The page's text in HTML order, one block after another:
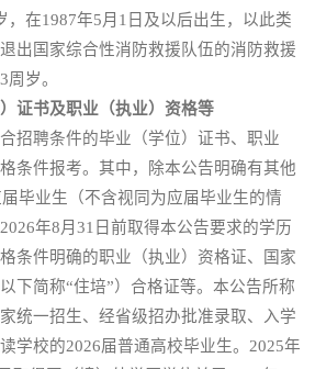
，在1987年5月1日及以后出生，以此类
出国家综合性消防救援队伍的消防救援
岁。
证书及职业（执业）资格等
招聘条件的毕业（学位）证书、职业
条件报考。其中，除本公告明确有其他
毕业生（不含视同为应届毕业生的情
年8月31日前取得本公告要求的学历
条件明确的职业（执业）资格证、国家
下简称“住培”）合格证等。本公告所称
统一招生、经省级招办批准录取、入学
学校的2026届普通高校毕业生。2025年